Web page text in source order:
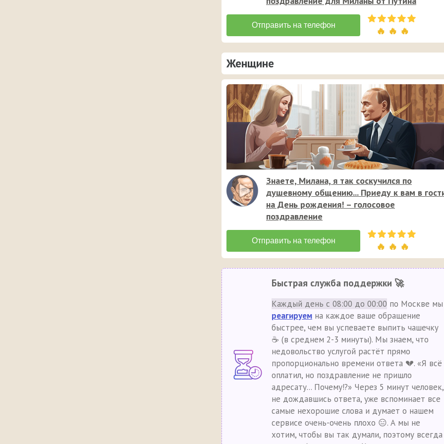
🔥 🔥 🔥
Женщине
Знаете, Милана, я так соскучился по
душевному общению... Приеду к вам в
на День рождения! – голосовое
поздравление
🔥 🔥 🔥
Быстрая служба поддержки 🚀
Каждый день с 08:00 до 00:00 по Москве мы
реагируем на каждое ваше обращение
быстрее, чем вы успеваете выпить чашечку
☕ (в среднем 2-3 минуты). Мы знаем, что
недовольство услугой растёт прямо
пропорционально времени ответа 💔. «Я всё
оплатил, но поздравление не пришло
адресату... Почему!?» Через 5 минут человек,
не дождавшись ответа, уже вспоминает все
самые нехорошие слова и думает о нашем
сервисе очень-очень плохо 😑. А мы не
хотим, чтобы вы так думали, поэтому всегда